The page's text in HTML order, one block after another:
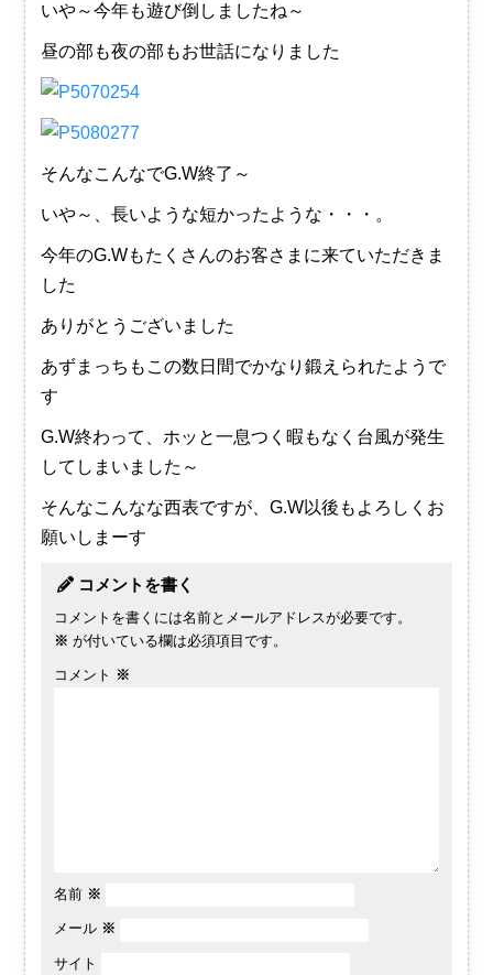
いや～今年も遊び倒しましたね～
昼の部も夜の部もお世話になりました
そんなこんなでG.W終了～
いや～、長いような短かったような・・・。
今年のG.Wもたくさんのお客さまに来ていただきま
した
ありがとうございました
あずまっちもこの数日間でかなり鍛えられたようで
す
G.W終わって、ホッと一息つく暇もなく台風が発生
してしまいました～
そんなこんなな西表ですが、G.W以後もよろしくお
願いしまーす
コメントを書く
コメントを書くには名前とメールアドレスが必要です。
※ が付いている欄は必須項目です。
コメント ※
名前 ※
メール ※
サイト